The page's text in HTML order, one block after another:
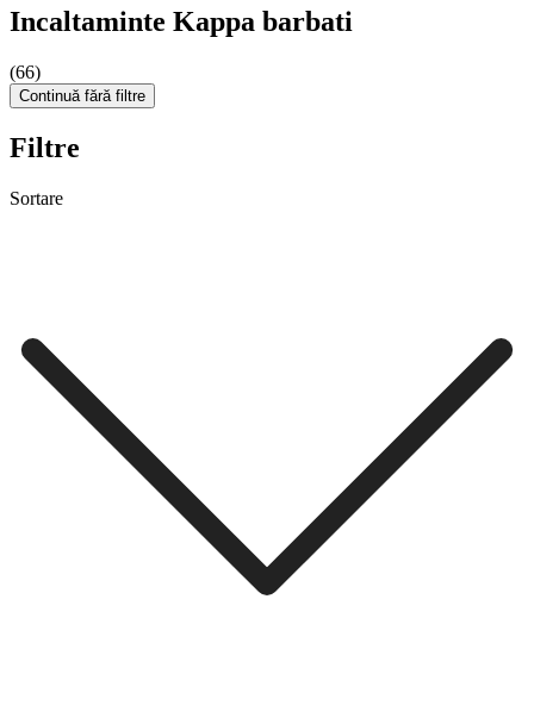
Incaltaminte Kappa barbati
(66)
Continuă fără filtre
Filtre
Sortare